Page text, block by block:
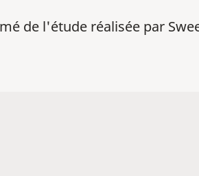
de l'étude réalisée par